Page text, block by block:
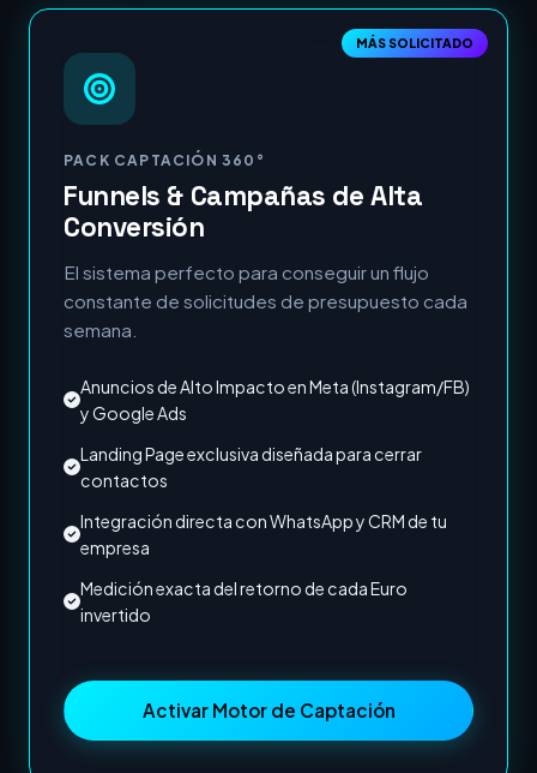
MÁS SOLICITADO
PACK CAPTACIÓN 360°
Funnels & Campañas de Alta
Conversión
El sistema perfecto para conseguir un flujo
constante de solicitudes de presupuesto cada
semana.
Anuncios de Alto Impacto en Meta (Instagram/FB)
y Google Ads
Landing Page exclusiva diseñada para cerrar
contactos
Integración directa con WhatsApp y CRM de tu
empresa
Medición exacta del retorno de cada Euro
invertido
Activar Motor de Captación